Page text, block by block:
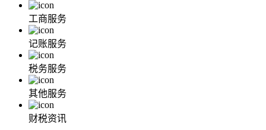
工商服务
记账服务
税务服务
其他服务
财税资讯